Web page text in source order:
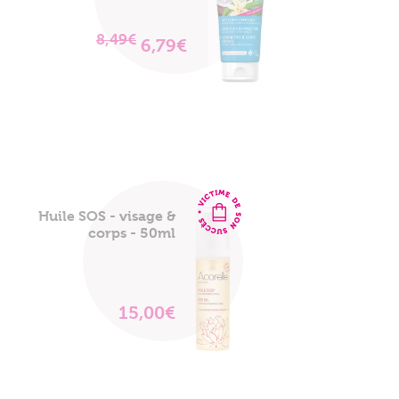
8,49€ 6,79€
VOIR
Huile SOS - visage &
corps - 50ml
15,00€
VOIR
LE